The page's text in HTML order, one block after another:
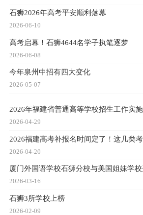
石狮2026年高考平安顺利落幕
2026-06-10
高考启幕！石狮4644名学子执笔逐梦
2026-06-08
今年泉州中招有四大变化
2026-05-07
2026年福建省普通高等学校招生工作实
2026-04-29
2026福建高考补报名时间定了！这几类
2026-04-20
厦门外国语学校石狮分校与美国姐妹学
2026-03-16
石狮3所学校上榜
2026-02-09